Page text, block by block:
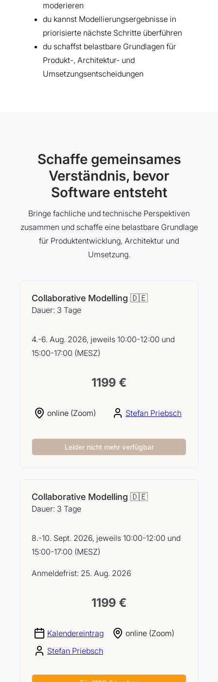
moderieren
du kannst Modellierungsergebnisse in
priorisierte nächste Schritte überführen
du schaffst belastbare Grundlagen für
Produkt-, Architektur- und
Umsetzungsentscheidungen
Schaffe gemeinsames
Verständnis, bevor
Software entsteht
Bringe fachliche und technische Perspektiven
zusammen und schaffe eine belastbare Grundlage
für Produktentwicklung, Architektur und
Umsetzung.
Collaborative Modelling 🇩🇪
Dauer: 3 Tage
4.-6. Aug. 2026, jeweils 10:00-12:00 und
15:00-17:00 (MESZ)
1199 €
online (Zoom) Stefan Priebsch
Leider nicht mehr verfügbar
Collaborative Modelling 🇩🇪
Dauer: 3 Tage
8.-10. Sept. 2026, jeweils 10:00-12:00 und
15:00-17:00 (MESZ)
Anmeldefrist: 25. Aug. 2026
1199 €
Kalendereintrag
online (Zoom)
Stefan Priebsch